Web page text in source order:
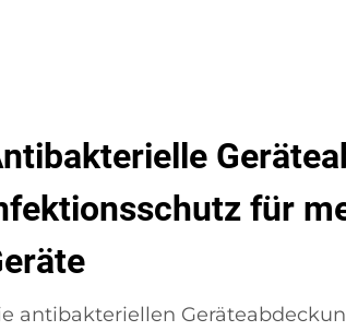
für
antibakteriellen